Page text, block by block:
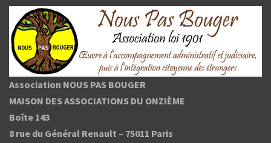
Association NOUS PAS BOUGER
MAISON DES ASSOCIATIONS DU ONZIÈME
Boîte 143
8 rue du Général Renault – 75011 Paris